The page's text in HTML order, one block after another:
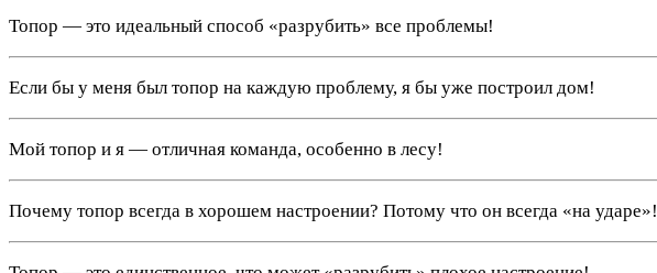
Топор — это идеальный способ «разрубить» все проблемы!
Если бы у меня был топор на каждую проблему, я бы уже построил дом!
Мой топор и я — отличная команда, особенно в лесу!
Почему топор всегда в хорошем настроении? Потому что он всегда «на ударе»!